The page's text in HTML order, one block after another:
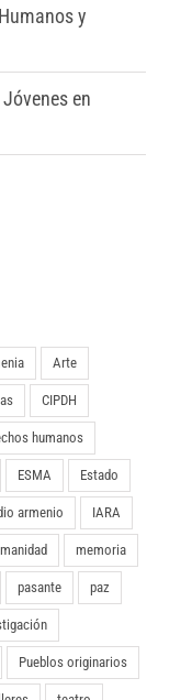
y
en
Arte
CIPDH
humanos
ESMA Estado
armenio IARA
memoria
pasante paz
Pueblos originarios